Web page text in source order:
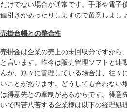
だけでない場合が通常です。手形や電子
値引きがあったりしますので留意しましょ
売掛台帳との整合性
売掛金は企業の売上の未回収分ですから
と言います。昨今は販売管理ソフトと連
んが、別々に管理している場合は、往々
いことがあります。どうしても合わない
は得意先との牽制があるからです。得意
いで四苦八苦する企業様は以下の経理処